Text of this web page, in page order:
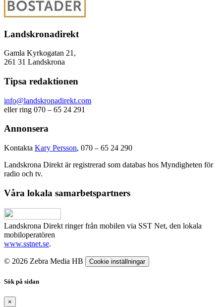
Landskronadirekt
Gamla Kyrkogatan 21,
261 31 Landskrona
Tipsa redaktionen
info@landskronadirekt.com
eller ring 070 – 65 24 291
Annonsera
Kontakta Kary Persson, 070 – 65 24 290
Landskrona Direkt är registrerad som databas hos Myndigheten för
radio och tv.
Våra lokala samarbetspartners
Landskrona Direkt ringer från mobilen via SST Net, den lokala
mobiloperatören
www.sstnet.se.
© 2026 Zebra Media HB Cookie inställningar
Sök på sidan
×